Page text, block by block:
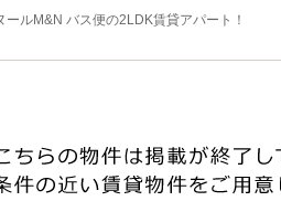
ールM&N バス便の2LDK賃貸アパート！